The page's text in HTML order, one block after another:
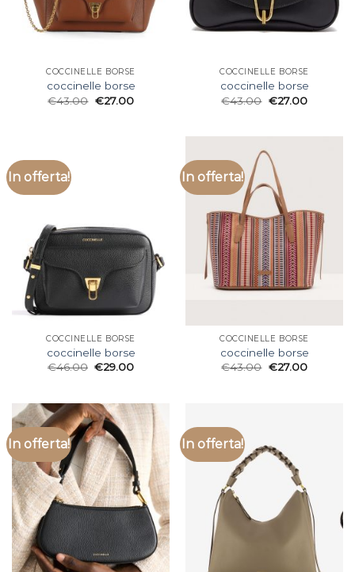
COCCINELLE BORSE
coccinelle borse
€43.00 €27.00
COCCINELLE BORSE
coccinelle borse
€43.00 €27.00
In offerta!
COCCINELLE BORSE
coccinelle borse
€46.00 €29.00
In offerta!
COCCINELLE BORSE
coccinelle borse
€43.00 €27.00
In offerta! In offerta!